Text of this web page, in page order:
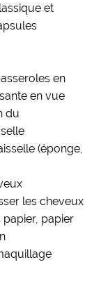
et
en
en vue
du
(éponge,
les cheveux
papier